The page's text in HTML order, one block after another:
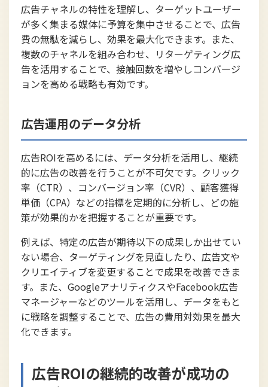
広告チャネルの特性を理解し、ターゲットユーザー
が多く集まる媒体に予算を集中させることで、広告
費の無駄を減らし、効果を最大化できます。また、
複数のチャネルを組み合わせ、リターゲティング広
告を活用することで、接触回数を増やしコンバージ
ョンを高める戦略も有効です。
広告運用のデータ分析
広告ROIを高めるには、データ分析を活用し、継続
的に広告の改善を行うことが不可欠です。クリック
率（CTR）、コンバージョン率（CVR）、顧客獲得
単価（CPA）などの指標を定期的に分析し、どの施
策が効果的かを把握することが重要です。
例えば、特定の広告が期待以下の成果しか出せてい
ない場合、ターゲティングを見直したり、広告文や
クリエイティブを変更することで成果を改善できま
す。また、GoogleアナリティクスやFacebook広告
マネージャーなどのツールを活用し、データをもと
に戦略を調整することで、広告の費用対効果を最大
化できます。
広告ROIの継続的改善が成功の